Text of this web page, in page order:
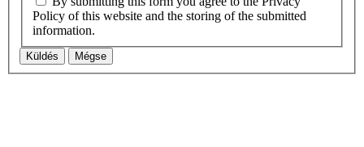
Policy of this website and the storing of the submitted
information.
Küldés Mégse